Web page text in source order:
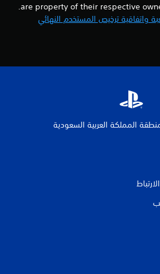
are property of their respective
واتفاقية ترخيص المستخدم النهائي
المملكة العربية السعودية‏